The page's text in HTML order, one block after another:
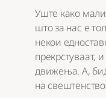
Уште како
што за нас е
некои
прекрстуваат,
движења. А,
на